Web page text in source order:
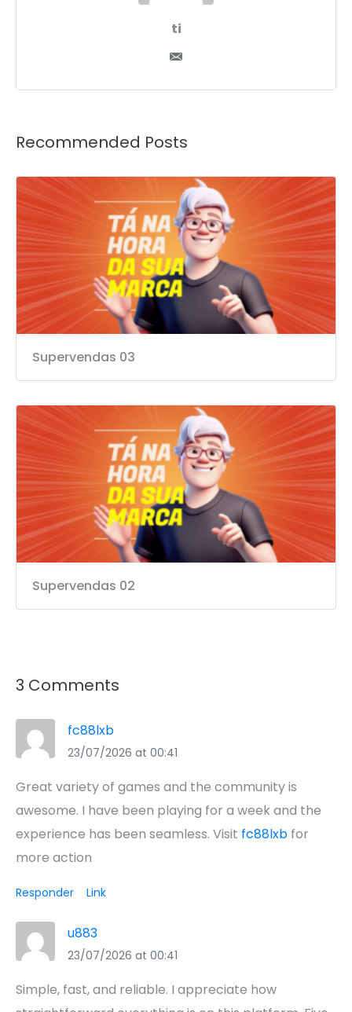
ti
Recommended Posts
Supervendas 03
Supervendas 02
3 Comments
fc88lxb
23/07/2026 at 00:41
Great variety of games and the community is
awesome. I have been playing for a week and the
experience has been seamless. Visit fc88lxb for
more action
Responder Link
u883
23/07/2026 at 00:41
Simple, fast, and reliable. I appreciate how